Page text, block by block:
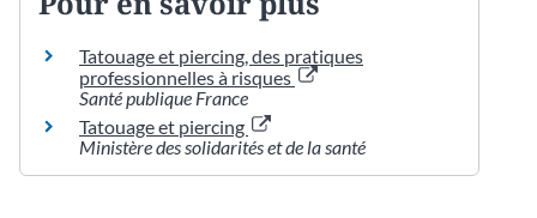
Tatouage et piercing, des pratiques
professionnelles à risques
Santé publique France
Tatouage et piercing
Ministère des solidarités et de la santé